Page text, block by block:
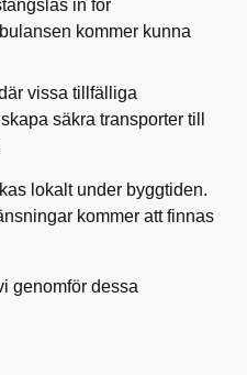
in för
kommer kunna
vissa tillfälliga
säkra transporter till
lokalt under byggtiden.
kommer att finnas
genomför dessa